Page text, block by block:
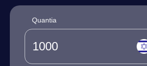
Quantia